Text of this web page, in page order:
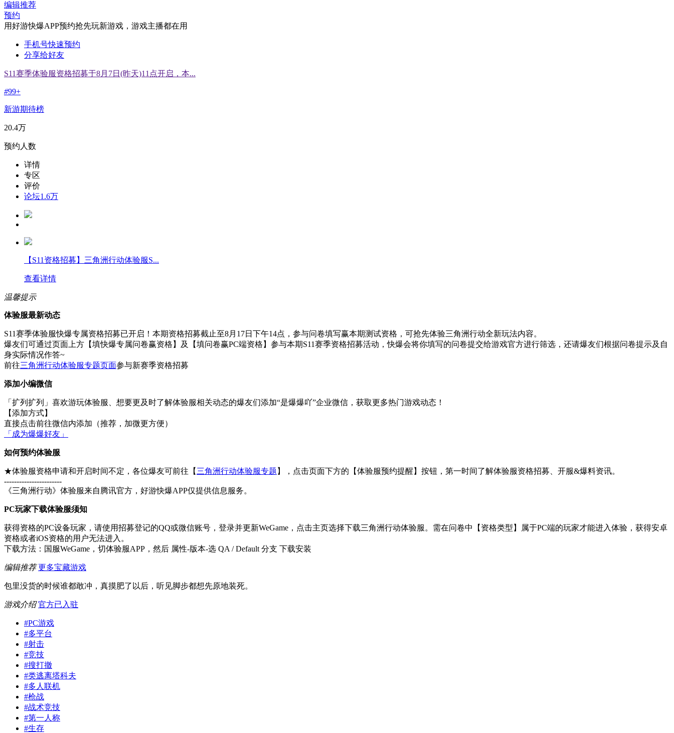
编辑推荐
预约
用好游快爆APP预约抢先玩新游戏，游戏主播都在用
手机号快速预约
分享给好友
S11赛季体验服资格招募于8月7日(昨天)11点开启，本...
#99+
新游期待榜
20.4万
预约人数
详情
专区
评价
论坛1.6万
【S11资格招募】三角洲行动体验服S...
查看详情
温馨提示
体验服最新动态
S11赛季体验服快爆专属资格招募已开启！本期资格招募截止至8月17日下午14点，参与问卷填写赢本期测试资格，可抢先体验三角洲行动全新玩法内容。
爆友们可通过页面上方【填快爆专属问卷赢资格】及【填问卷赢PC端资格】参与本期S11赛季资格招募活动，快爆会将你填写的问卷提交给游戏官方进行筛选，还请爆友们根据问卷提示及自
身实际情况作答~
前往三角洲行动体验服专题页面参与新赛季资格招募
添加小编微信
「扩列扩列」喜欢游玩体验服、想要更及时了解体验服相关动态的爆友们添加“是爆爆吖”企业微信，获取更多热门游戏动态！
【添加方式】
直接点击前往微信内添加（推荐，加微更方便）
「成为爆爆好友」
如何预约体验服
★体验服资格申请和开启时间不定，各位爆友可前往【 三角洲行动体验服专题 】，点击页面下方的【体验服预约提醒】按钮，第一时间了解体验服资格招募、开服&爆料资讯。
-----------------------
《三角洲行动》体验服来自腾讯官方，好游快爆APP仅提供信息服务。
PC玩家下载体验服须知
获得资格的PC设备玩家，请使用招募登记的QQ或微信账号，登录并更新WeGame，点击主页选择下载三角洲行动体验服。需在问卷中【资格类型】属于PC端的玩家才能进入体验，获得安卓
资格或者iOS资格的用户无法进入。
下载方法：国服WeGame，切体验服APP，然后 属性-版本-选 QA / Default 分支 下载安装
编辑推荐 更多宝藏游戏
包里没货的时候谁都敢冲，真摸肥了以后，听见脚步都想先原地装死。
游戏介绍 官方已入驻
#PC游戏
#多平台
#射击
#竞技
#搜打撤
#类逃离塔科夫
#多人联机
#枪战
#战术竞技
#第一人称
#生存